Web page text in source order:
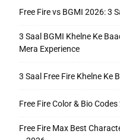
Free Fire vs BGMI 2026: 3
3 Saal BGMI Khelne Ke
Mera Experience
3 Saal Free Fire Khelne Ke
Free Fire Color & Bio
Free Fire Max Best